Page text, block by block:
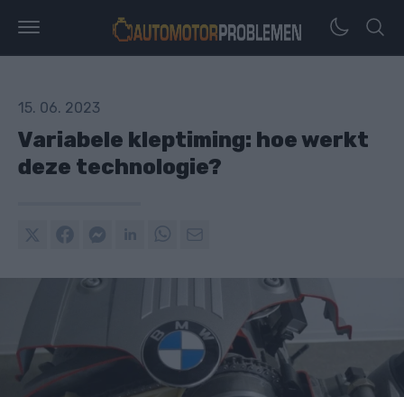
15. 06. 2023
Variabele kleptiming: hoe werkt
deze technologie?